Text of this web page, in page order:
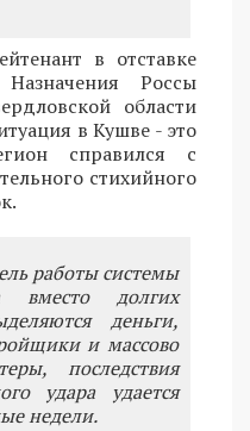
в отставке
Россы
области
в Кушве - это
справился с
стихийного
работы системы
вместо долгих
деньги,
и массово
последствия
удара удается
недели.